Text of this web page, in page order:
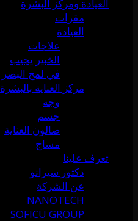
العيادة ومركز البشرة
مقرات
العيادة
علاجات
الخبير يجيب
في لمح البصر
مركز العناية بالبشرة
وجه
جسم
صالون العناية
مساج
تعرف علينا
دكتور سيرانو
عن الشركة
NANOTECH
SOFICU GROUP